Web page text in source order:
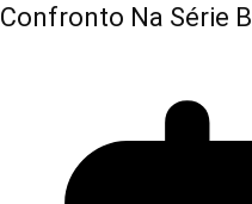
Confronto Na Série B